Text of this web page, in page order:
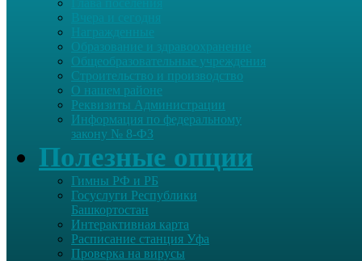
Награжденные
Образование и здравоохранение
Общеобразовательные учреждения
Строительство и производство
О нашем районе
Реквизиты Администрации
Информация по федеральному
закону № 8-ФЗ
Полезные опции
Гимны РФ и РБ
Госуслуги Республики
Башкортостан
Интерактивная карта
Расписание станция Уфа
Проверка на вирусы